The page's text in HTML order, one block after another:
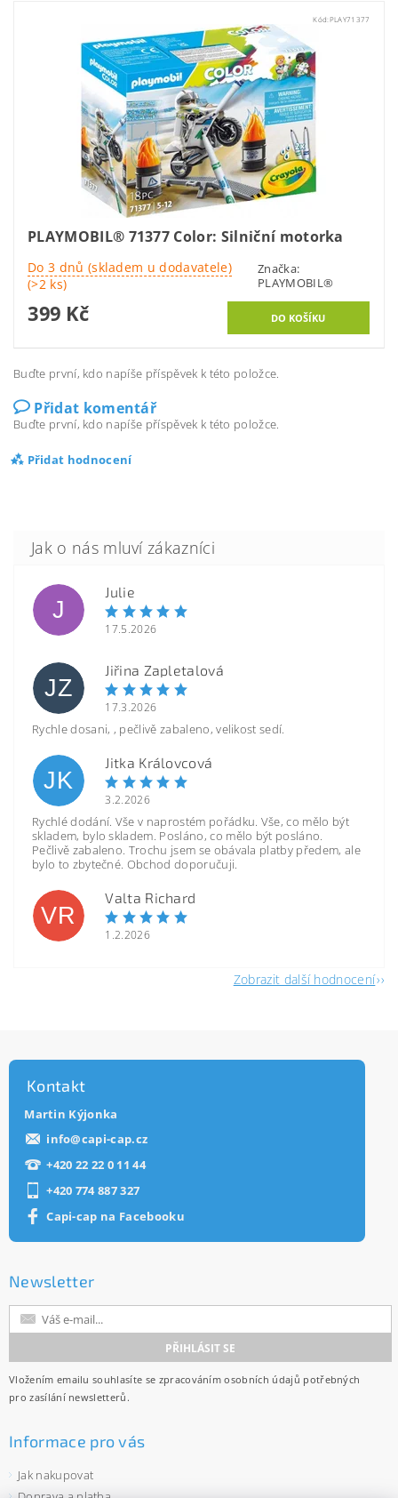
Kód: PLAY71377
PLAYMOBIL® 71377 Color: Silniční motorka
Do 3 dnů (skladem u dodavatele)
(>2 ks)
Značka:
PLAYMOBIL®
399 Kč
Buďte první, kdo napíše příspěvek k této položce.
Přidat komentář
Buďte první, kdo napíše příspěvek k této položce.
Přidat hodnocení
J
Julie
17.5.2026
JZ
Jiřina Zapletalová
17.3.2026
Rychle dosani, , pečlivě zabaleno, velikost sedí.
JK
Jitka Královcová
3.2.2026
Rychlé dodání. Vše v naprostém pořádku. Vše, co mělo být
skladem, bylo skladem. Posláno, co mělo být posláno.
Pečlivě zabaleno. Trochu jsem se obávala platby předem, ale
bylo to zbytečné. Obchod doporučuji.
VR
Valta Richard
1.2.2026
Zobrazit další hodnocení
Kontakt
Martin Kýjonka
info@capi-cap.cz
+420 22 22 0 11 44
+420 774 887 327
Capi-cap na Facebooku
Newsletter
Vložením emailu souhlasíte se zpracováním osobních údajů potřebných
pro zasílání newsletterů.
Informace pro vás
Jak nakupovat